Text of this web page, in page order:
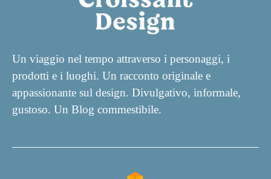
Un viaggio nel tempo attraverso i personaggi, i
prodotti e i luoghi. Un racconto originale e
appassionante sul design. Divulgativo, informale,
gustoso. Un Blog commestibile.